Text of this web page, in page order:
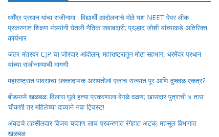
धर्मेंद्र प्रधान यांचा राजीनामा : विद्यार्थी आंदोलनाचे मोठे यश NEET पेपर लीक
प्रकरणात शिक्षण मंत्र्यांनी घेतली नैतिक जबाबदारी; प्रल्हाद जोशी यांच्याकडे अतिरिक्त
कार्यभार
जंतर-मंतरवर CJP चा जोरदार आंदोलन; महाराष्ट्रातून मोठा सहभाग, धरमेंद्र प्रधान
यांच्या राजीनाम्याची मागणी
महाराष्ट्रात पावसाचा धक्कादायक असमतोल! एकाच राज्यात पूर आणि दुष्काळ एकत्र?
बीडमध्ये खळबळ: विलास घुले हत्या प्रकरणाला वेगळे वळण; खासदार पुत्राची ४ तास
चौकशी तर महिलेच्या दाव्याने नवा ट्विस्ट!
अंबडचे तहसीलदार विजय चव्हाण लाच प्रकरणात रंगेहात अटक; महसूल विभागात
खळबळ